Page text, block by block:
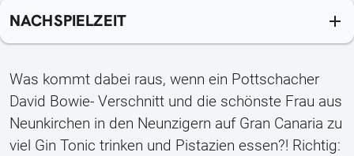
NACHSPIELZEIT
Was kommt dabei raus, wenn ein Pottschacher
David Bowie- Verschnitt und die schönste Frau aus
Neunkirchen in den Neunzigern auf Gran Canaria zu
viel Gin Tonic trinken und Pistazien essen?! Richtig: